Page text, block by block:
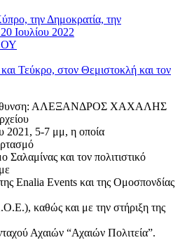
την Δημοκρατία, την
Ιουλίου 2022
Τεύκρο, στον Θεμιστοκλή και τον
ΑΛΕΞΑΝΔΡΟΣ ΧΑΧΑΛΗΣ
2021, 5-7 μμ, η οποία
και τον πολιτιστικό
Enalia Events και της Ομοσπονδίας
καθώς και με την στήριξη της
Αχαιών “Αχαιών Πολιτεία”.